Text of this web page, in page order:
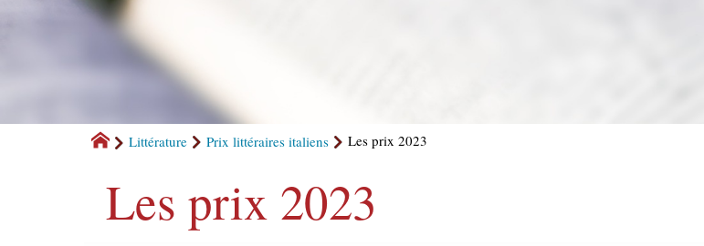
Littérature Prix littéraires italiens Les prix 2023
Les prix 2023